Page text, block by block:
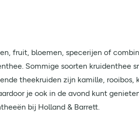
fruit, bloemen, specerijen of
Sommige soorten kruidenthee
theekruiden zijn kamille, rooibos,
je ook in de avond kunt
bij Holland & Barrett.